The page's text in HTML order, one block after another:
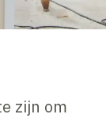
zijn om